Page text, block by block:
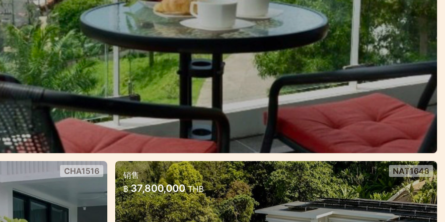
CHA1516
奢华私人泳池别墅 — 距离奈通海滩仅600米，兼具私密性与
投资潜力
奢华私人泳池别墅 — 距离奈通海滩仅600米，兼具私密性与投资潜力
NAT1648
销售
฿ 37,800,000THB